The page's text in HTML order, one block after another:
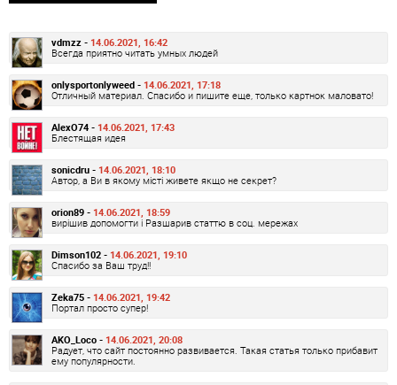
vdmzz - 14.06.2021, 16:42
Всегда приятно читать умных людей
onlysportonlyweed - 14.06.2021, 17:18
Отличный материал. Спасибо и пишите еще, только картнок маловато!
AlexO74 - 14.06.2021, 17:43
Блестящая идея
sonicdru - 14.06.2021, 18:10
Автор, а Ви в якому місті живете якщо не секрет?
orion89 - 14.06.2021, 18:59
вирішив допомогти і Разшарив статтю в соц. мережах
Dimson102 - 14.06.2021, 19:10
Спасибо за Ваш труд!!
Zeka75 - 14.06.2021, 19:42
Портал просто супер!
AKO_Loco - 14.06.2021, 20:08
Радует, что сайт постоянно развивается. Такая статья только прибавит
ему популярности.